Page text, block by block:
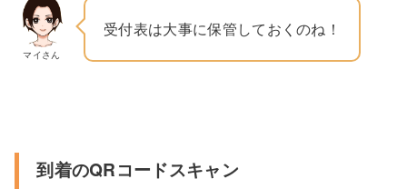
マイさん
受付表は大事に保管しておくのね！
到着のQRコードスキャン